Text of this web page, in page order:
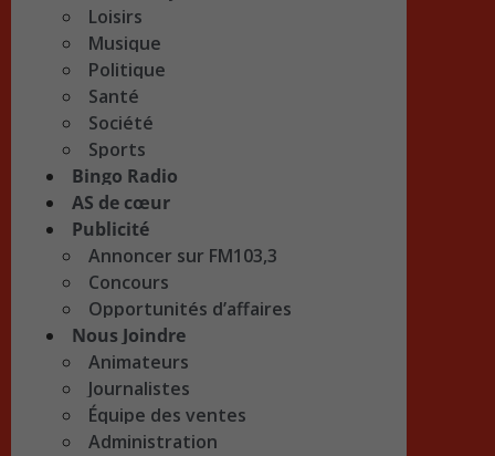
Loisirs
Musique
Politique
Santé
Société
Sports
Bingo Radio
AS de cœur
Publicité
Annoncer sur FM103,3
Concours
Opportunités d’affaires
Nous Joindre
Animateurs
Journalistes
Équipe des ventes
Administration